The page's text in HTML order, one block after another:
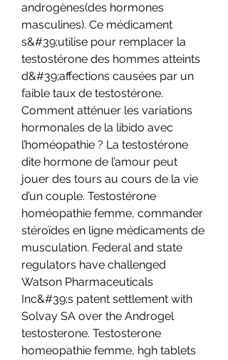
androgènes(des hormones
masculines). Ce médicament
s&#39;utilise pour remplacer la
testostérone des hommes atteints
d&#39;affections causées par un
faible taux de testostérone.
Comment atténuer les variations
hormonales de la libido avec
l’homéopathie ? La testostérone
dite hormone de l’amour peut
jouer des tours au cours de la vie
d’un couple. Testostérone
homéopathie femme, commander
stéroïdes en ligne médicaments de
musculation. Federal and state
regulators have challenged
Watson Pharmaceuticals
Inc&#39;s patent settlement with
Solvay SA over the Androgel
testosterone. Testosterone
homeopathie femme, hgh tablets